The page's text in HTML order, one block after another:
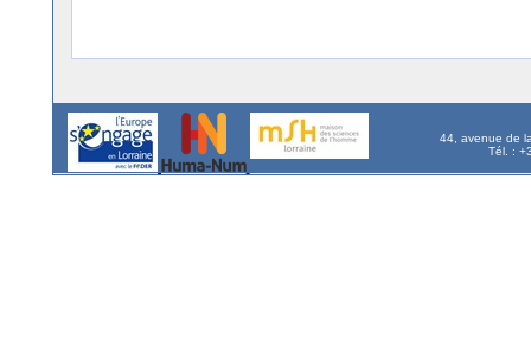
44, avenue de
Tél. :